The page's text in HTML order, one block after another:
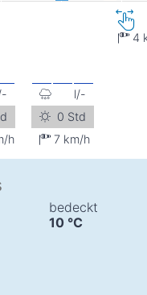
h
l/-
0 Std
7 km/h
4
bedeckt
10 °C